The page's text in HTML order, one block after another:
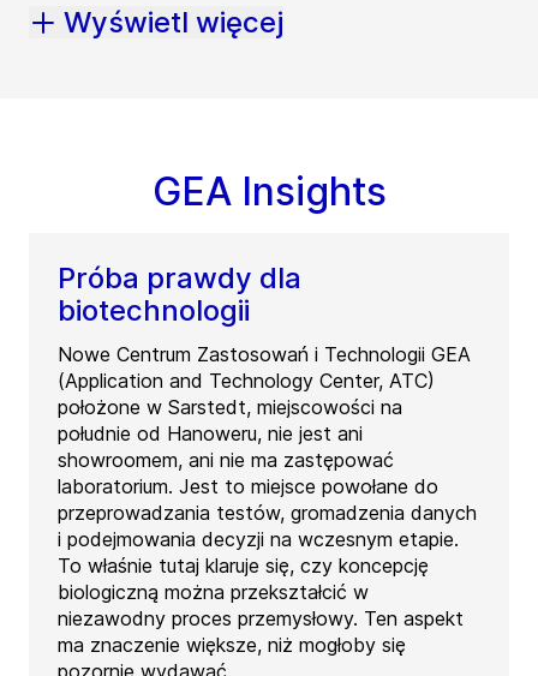
Wyświetl więcej
GEA Insights
Próba prawdy dla
biotechnologii
Nowe Centrum Zastosowań i Technologii GEA
(Application and Technology Center, ATC)
położone w Sarstedt, miejscowości na
południe od Hanoweru, nie jest ani
showroomem, ani nie ma zastępować
laboratorium. Jest to miejsce powołane do
przeprowadzania testów, gromadzenia danych
i podejmowania decyzji na wczesnym etapie.
To właśnie tutaj klaruje się, czy koncepcję
biologiczną można przekształcić w
niezawodny proces przemysłowy. Ten aspekt
ma znaczenie większe, niż mogłoby się